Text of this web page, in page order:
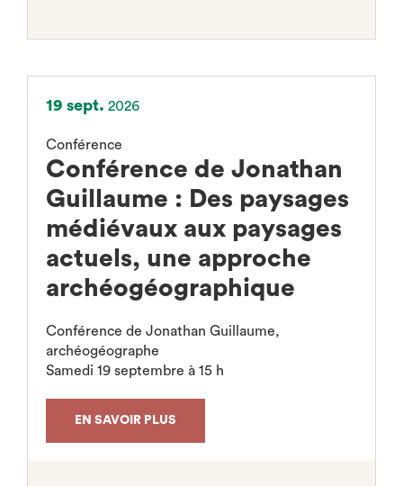
19 sept. 2026
Conférence
Conférence de Jonathan
Guillaume : Des paysages
médiévaux aux paysages
actuels, une approche
archéogéographique
Conférence de Jonathan Guillaume,
archéogéographe
Samedi 19 septembre à 15 h
EN SAVOIR PLUS